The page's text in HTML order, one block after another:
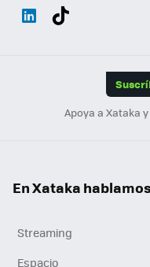
Apoya a Xataka
En Xataka
Streaming
Espacio